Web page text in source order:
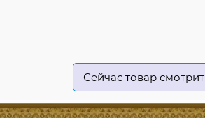
Сейчас товар смотрит